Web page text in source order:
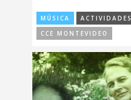
MÚSICA
ACTIVIDADES
CCE MONTEVIDEO